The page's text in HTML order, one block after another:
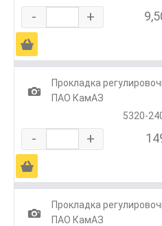
- +
Ä
1
Прокладка
ПАО КамАЗ
5320-
- +
Ä
1
Прокладка
ПАО КамАЗ